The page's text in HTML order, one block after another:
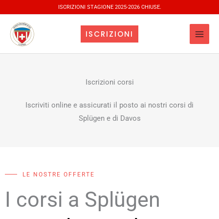
contenuto
ISCRIZIONI STAGIONE 2025-2026 CHIUSE.
ISCRIZIONI
Iscrizioni corsi
Iscriviti online e assicurati il posto ai nostri corsi di
Splügen e di Davos
LE NOSTRE OFFERTE
I corsi a Splügen